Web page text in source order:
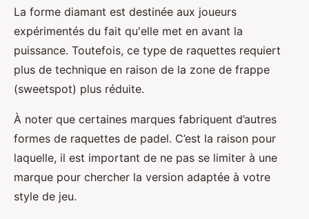
La forme diamant est destinée aux joueurs
expérimentés du fait qu'elle met en avant la
puissance. Toutefois, ce type de raquettes requiert
plus de technique en raison de la zone de frappe
(sweetspot) plus réduite.
À noter que certaines marques fabriquent d’autres
formes de raquettes de padel. C’est la raison pour
laquelle, il est important de ne pas se limiter à une
marque pour chercher la version adaptée à votre
style de jeu.